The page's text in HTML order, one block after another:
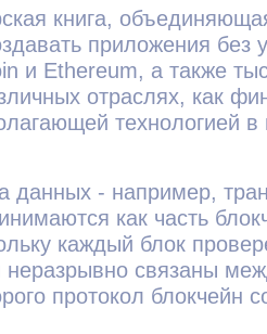
книга,
приложения без
и Ethereum, а также
отраслях, как
данных - например,
как часть
каждый блок
связаны
протокол блокчейн